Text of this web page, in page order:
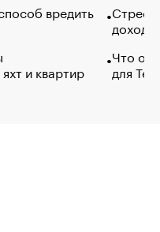
вредить
и квартир
Что
для